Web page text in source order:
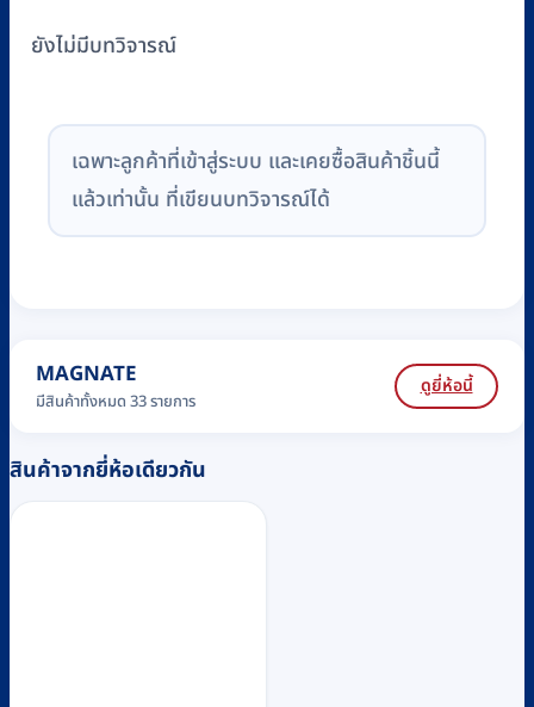
ยังไม่มีบทวิจารณ์
เฉพาะลูกค้าที่เข้าสู่ระบบ และเคยซื้อสินค้าชิ้นนี้
แล้วเท่านั้น ที่เขียนบทวิจารณ์ได้
MAGNATE
มีสินค้าทั้งหมด 33 รายการ
ดูยี่ห้อนี้
สินค้าจากยี่ห้อเดียวกัน